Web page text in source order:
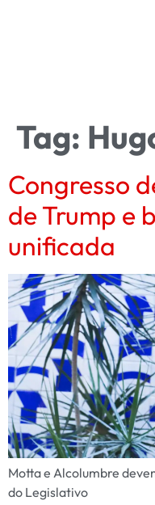
Tag:
Congresso
de Trump e
unificada
Motta e Alcolumbre
do Legislativo